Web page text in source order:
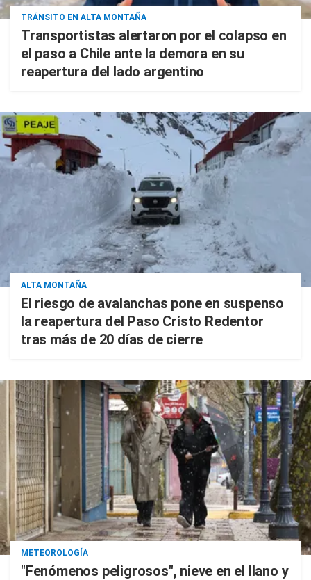
TRÁNSITO EN ALTA MONTAÑA
Transportistas alertaron por el colapso en
el paso a Chile ante la demora en su
reapertura del lado argentino
ALTA MONTAÑA
El riesgo de avalanchas pone en suspenso
la reapertura del Paso Cristo Redentor
tras más de 20 días de cierre
METEOROLOGÍA
"Fenómenos peligrosos", nieve en el llano y